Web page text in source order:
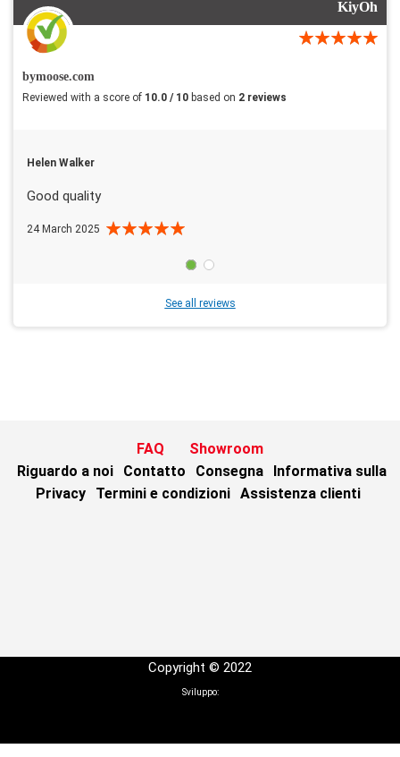
KiyOh
bymoose.com
Reviewed with a score of 10.0 / 10 based on 2 reviews
Helen Walker
Good quality
24 March 2025
See all reviews
FAQ
Showroom
Riguardo a noi
Contatto Consegna
Informativa sulla
Privacy
Termini e condizioni Assistenza clienti
Copyright © 2022
Sviluppo: